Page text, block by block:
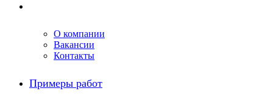
О компании
Вакансии
Контакты
Примеры работ